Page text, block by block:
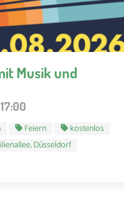
Musik und
Feiern
kostenlos
Düsseldorf